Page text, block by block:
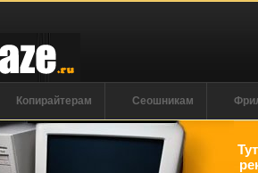
Копирайтерам Сеошникам